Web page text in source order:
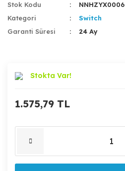
Stok Kodu
NNHZYX0006
Kategori
Switch
Garanti Süresi
24 Ay
Stokta Var!
1.575,79 TL